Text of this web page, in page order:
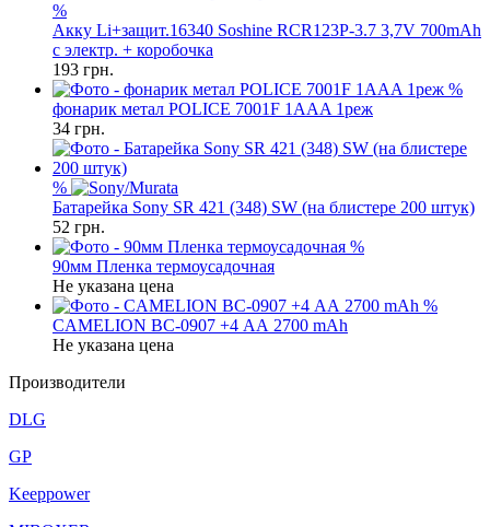
%
Акку Li+защит.16340 Soshine RCR123P-3.7 3,7V 700mAh
с электр. + коробочка
193 грн.
%
фонарик метал POLICE 7001F 1AAA 1реж
34 грн.
%
Батарейка Sony SR 421 (348) SW (на блистере 200 штук)
52 грн.
%
90мм Пленка термоусадочная
Не указана цена
%
CAMELION BC-0907 +4 АА 2700 mAh
Не указана цена
Производители
DLG
GP
Keeppower